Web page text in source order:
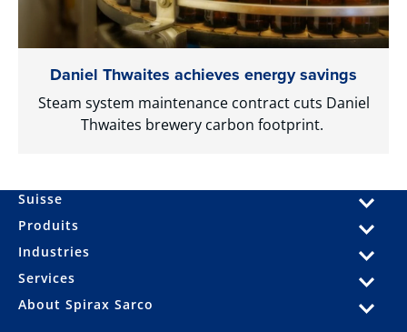
Daniel Thwaites achieves energy savings
Steam system maintenance contract cuts Daniel
Thwaites brewery carbon footprint.
Suisse
Produits
Industries
Services
About Spirax Sarco